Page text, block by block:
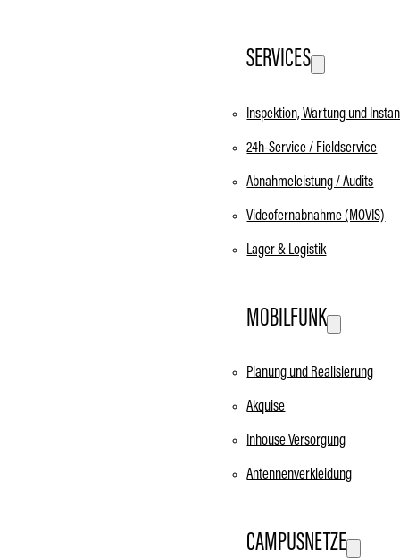
SERVICES
Inspektion, Wartung und
24h-Service / Fieldservice
Abnahmeleistung / Audits
Videofernabnahme (MOVIS)
Lager & Logistik
MOBILFUNK
Planung und Realisierung
Akquise
Inhouse Versorgung
Antennenverkleidung
CAMPUSNETZE